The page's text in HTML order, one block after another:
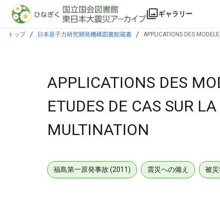
本文に飛ぶ
ギャラリー
トップ 日本原子力研究開発機構図書館蔵書 APPLICATIONS DES
APPLICATIONS DES
ETUDES DE CAS SUR
MULTINATION
福島第一原発事故 (2011) 震災への備え 被災